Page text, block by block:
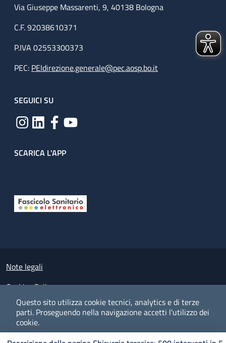
Questo sito utilizza cookie tecnici, analytics e di terze
parti. Proseguendo nella navigazione accetti l'utilizzo dei
cookie.
Via Giuseppe Massarenti, 9, 40138 Bologna
C.F. 92038610371
P.IVA 02553300373
PEC: PEIdirezione.generale@pec.aosp.bo.it
SEGUICI SU
SCARICA L'APP
Small prints
Note legali
Cookies Policy
Policy privacy e protezione del dato personale
Albo pretorio on-line